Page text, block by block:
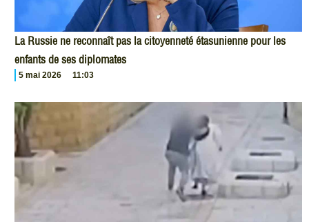
La Russie ne reconnaît pas la citoyenneté étasunienne pour les
enfants de ses diplomates
5 mai 2026 11:03